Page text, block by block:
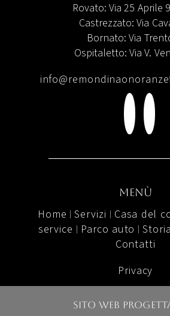
menù
Home | Servizi | Casa del
service | Parco auto | Storia
Contatti
Privacy
Rovato: Via 25 Aprile
Castrezzato: Via
Bornato: Via
Ospitaletto: Via V.
Sito web